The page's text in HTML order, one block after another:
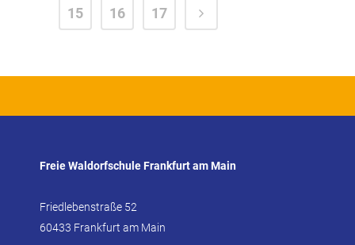
15
16 17
Freie Waldorfschule Frankfurt am Main
Friedlebenstraße 52
60433 Frankfurt am Main